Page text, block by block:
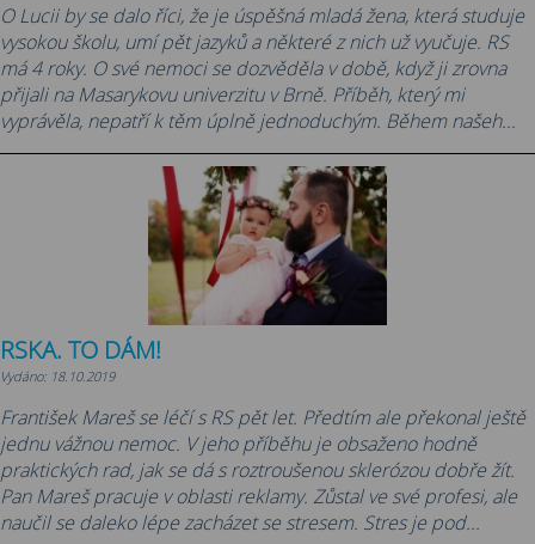
O Lucii by se dalo říci, že je úspěšná mladá žena, která studuje
vysokou školu, umí pět jazyků a některé z nich už vyučuje. RS
má 4 roky. O své nemoci se dozvěděla v době, když ji zrovna
přijali na Masarykovu univerzitu v Brně. Příběh, který mi
vyprávěla, nepatří k těm úplně jednoduchým. Během našeh...
RSKA. TO DÁM!
Vydáno: 18.10.2019
František Mareš se léčí s RS pět let. Předtím ale překonal ještě
jednu vážnou nemoc. V jeho příběhu je obsaženo hodně
praktických rad, jak se dá s roztroušenou sklerózou dobře žít.
Pan Mareš pracuje v oblasti reklamy. Zůstal ve své profesi, ale
naučil se daleko lépe zacházet se stresem. Stres je pod...